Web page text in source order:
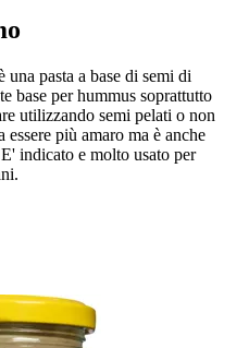
pasta a base di semi di
base per hummus soprattutto
utilizzando semi pelati o non
più amaro ma è anche
indicato e molto usato per